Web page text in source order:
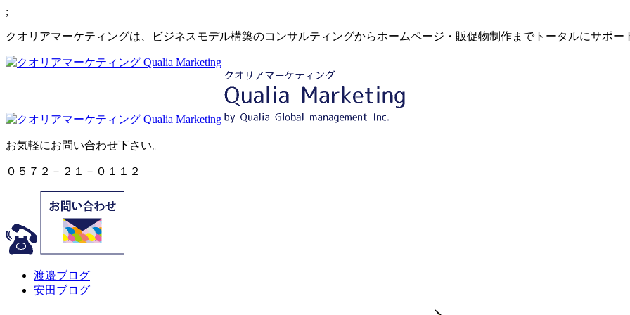
;
クオリアマーケティングは、ビジネスモデル構築のコンサルティングからホームページ・販促物制作までトータルにサポー
お気軽にお問い合わせ下さい。
０５７２－２１－０１１２
渡邉ブログ
安田ブログ